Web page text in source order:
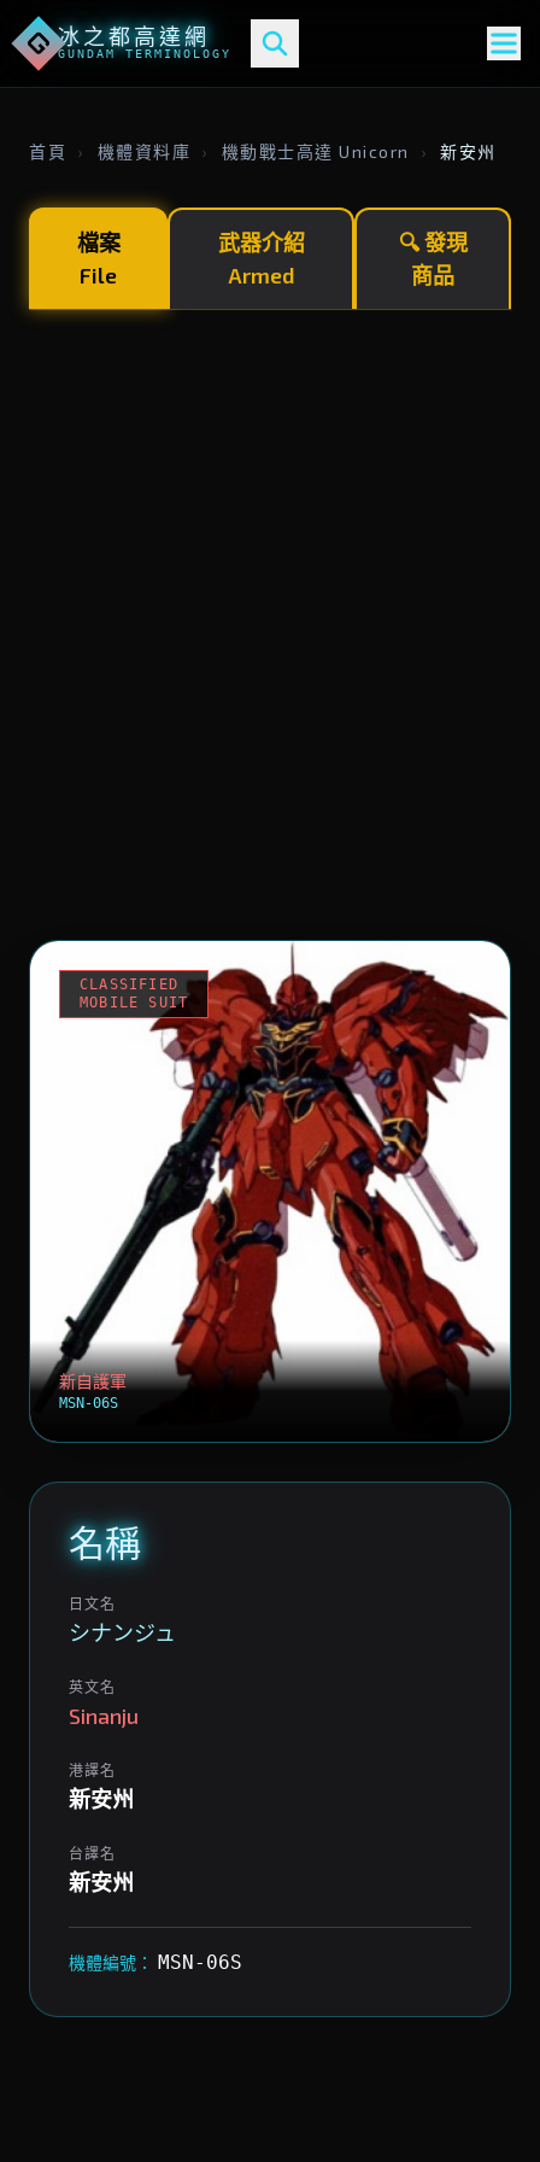
G冰之都高達網
GUNDAM TERMINOLOGY
首頁 › 機體資料庫 › 機動戰士高達 Unicorn › 新安州
檔案
File
武器介紹
Armed
🔍 發現
商品
CLASSIFIED
MOBILE SUIT
新自護軍
MSN-06S
名稱
日文名
シナンジュ
英文名
Sinanju
港譯名
新安州
台譯名
新安州
機體編號： MSN-06S